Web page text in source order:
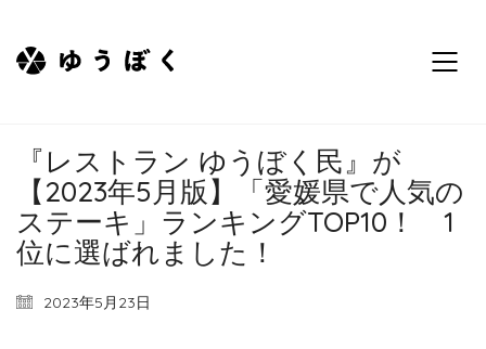
『レストラン ゆうぼく民』が
【2023年5月版】「愛媛県で人気の
ステーキ」ランキングTOP10！ 1
位に選ばれました！
2023年5月23日